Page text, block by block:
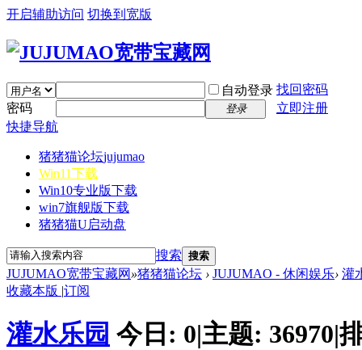
开启辅助访问 切换到宽版
自动登录 找回密码
密码
登录
立即注册
快捷导航
猪猪猫论坛jujumao
Win11下载
Win10专业版下载
win7旗舰版下载
猪猪猫U启动盘
搜索 搜索
JUJUMAO宽带宝藏网 »猪猪猫论坛 › JUJUMAO - 休闲娱乐› 灌
收藏本版 |订阅
灌水乐园 今日: 0|主题: 36970|